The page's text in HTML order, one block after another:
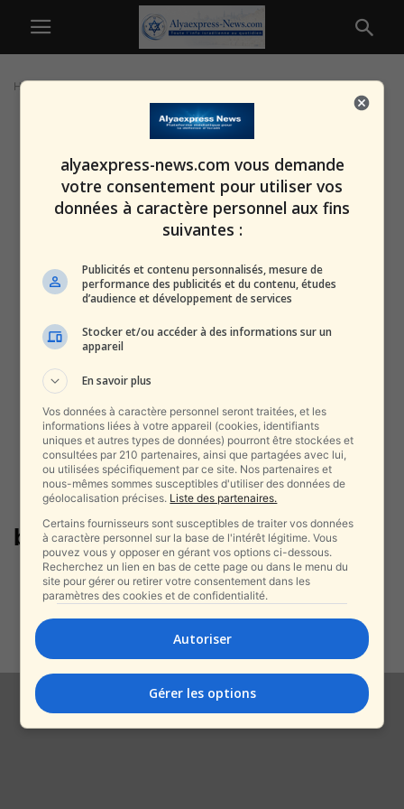
Home
barbarie
Smotrich après la diffusion des
images d’Evyatar David : « La...
alxprss_sab - 3 août 2025
alyaexpress-news.com vous demande
votre consentement pour utiliser vos
données à caractère personnel aux fins
suivantes :
Publicités et contenu personnalisés, mesure de
performance des publicités et du contenu, études
d’audience et développement de services
Stocker et/ou accéder à des informations sur un
appareil
En savoir plus
Vos données à caractère personnel seront traitées, et les
informations liées à votre appareil (cookies, identifiants
uniques et autres types de données) pourront être stockées et
consultées par 210 partenaires, ainsi que partagées avec lui,
ou utilisées spécifiquement par ce site. Nos partenaires et
nous-mêmes sommes susceptibles d'utiliser des données de
géolocalisation précises. Liste des partenaires.
Certains fournisseurs sont susceptibles de traiter vos données
à caractère personnel sur la base de l'intérêt légitime. Vous
pouvez vous y opposer en gérant vos options ci-dessous.
Recherchez un lien en bas de cette page ou dans le menu du
site pour gérer ou retirer votre consentement dans les
paramètres des cookies et de confidentialité.
Autoriser
Gérer les options